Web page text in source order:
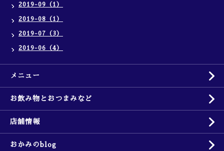
2019-09（1）
2019-08（1）
2019-07（3）
2019-06（4）
メニュー
お飲み物とおつまみなど
店舗情報
おかみのblog